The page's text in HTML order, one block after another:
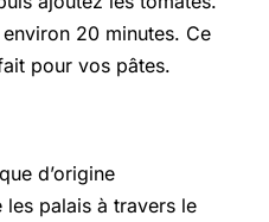
20 minutes. Ce
pour vos pâtes.
d’origine
les palais à travers le